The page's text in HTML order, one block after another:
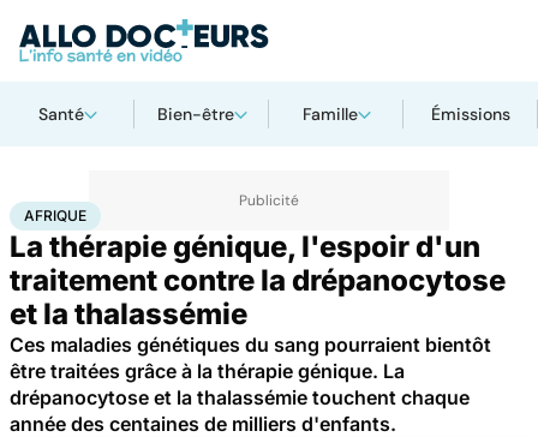
Santé Bien-être Famille Émissions
AccueilSanté
AFRIQUE
La thérapie génique, l'espoir d'un
traitement contre la drépanocytose
et la thalassémie
Ces maladies génétiques du sang pourraient bientôt
être traitées grâce à la thérapie génique. La
drépanocytose et la thalassémie touchent chaque
année des centaines de milliers d'enfants.